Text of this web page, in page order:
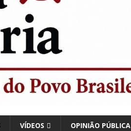
VÍDEOS OPINIÃO PÚBLICA